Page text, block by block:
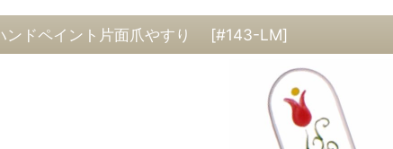
ンドペイント片面爪やすり [#143-LM]